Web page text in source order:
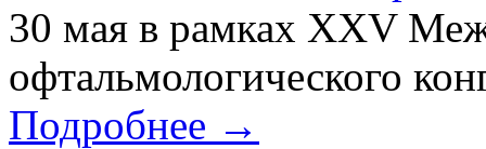
30 мая в рамках XXV
офтальмологического
Подробнее →